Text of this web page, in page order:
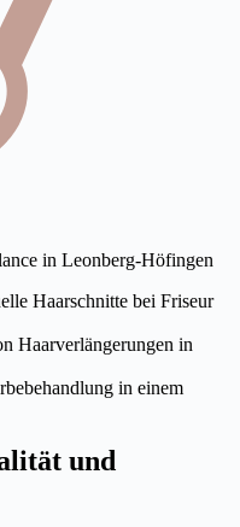
in Leonberg-Höfingen
und